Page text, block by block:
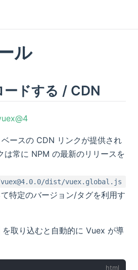
ル
ードする / CDN
ースの CDN リンクが提供され
は常に NPM の最新のリリースを
dist/vuex.global.js
特定のバージョン/タグを利用す
を取り込むと自動的に Vuex が導